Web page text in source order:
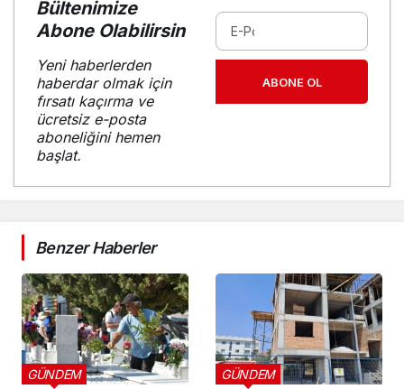
Bültenimize
Abone Olabilirsin
Yeni haberlerden
haberdar olmak için
fırsatı kaçırma ve
ücretsiz e-posta
aboneliğini hemen
başlat.
ABONE OL
Benzer Haberler
GÜNDEM GÜNDEM